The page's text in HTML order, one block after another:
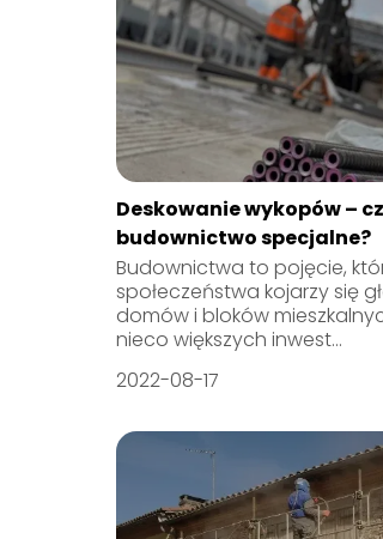
Deskowanie wykopów –
budownictwo specjalne?
Budownictwa to pojęcie,
społeczeństwa kojarzy się
domów i bloków
nieco większych inwest...
2022-08-17